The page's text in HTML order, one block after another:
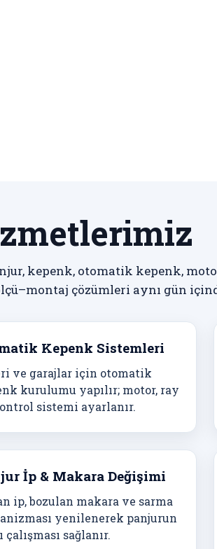
kepenk, otomatik kepenk,
çözümleri aynı gün
Kepenk Sistemleri
ve garajlar için otomatik
kurulumu yapılır; motor, ray
sistemi ayarlanır.
İp & Makara Değişimi
ip, bozulan makara ve sarma
yenilenerek panjurun
çalışması sağlanır.